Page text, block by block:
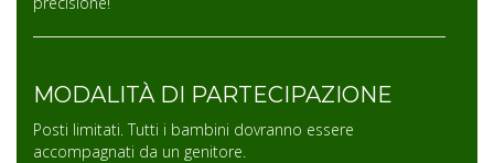
MODALITÀ DI PARTECIPAZIONE
Posti limitati. Tutti i bambini dovranno essere
accompagnati da un genitore.